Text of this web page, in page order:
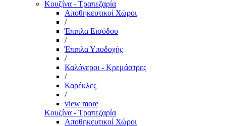
Κουζίνα - Τραπεζαρία
Αποθηκευτικοί Χώροι
/
Έπιπλα Εισόδου
/
Έπιπλα Υποδοχής
/
Καλόγεροι - Κρεμάστρες
/
Καρέκλες
/
view more
Κουζίνα - Τραπεζαρία
Αποθηκευτικοί Χώροι